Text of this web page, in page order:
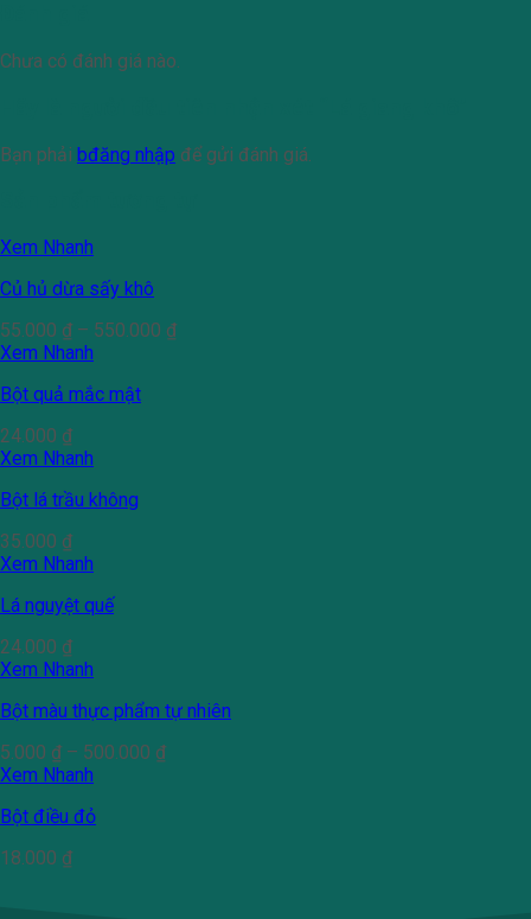
Chưa có đánh giá nào.
Bạn phải bđăng nhập để gửi đánh giá.
Xem Nhanh
Củ hủ dừa sấy khô
55.000 ₫ – 550.000 ₫
Xem Nhanh
Bột quả mắc mật
24.000 ₫
Xem Nhanh
Bột lá trầu không
35.000 ₫
Xem Nhanh
Lá nguyệt quế
24.000 ₫
Xem Nhanh
Bột màu thực phẩm tự nhiên
5.000 ₫ – 500.000 ₫
Xem Nhanh
Bột điều đỏ
18.000 ₫